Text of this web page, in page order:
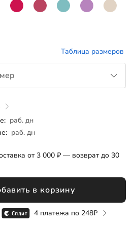
ОПТ
Таблица размеров
раб. дн
раб. дн
от 3 000 ₽ — возврат до 30
в корзину
4 платежа по 248